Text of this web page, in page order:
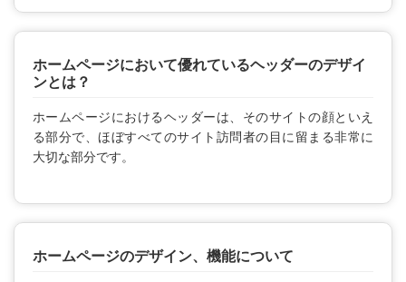
ホームページにおいて優れているヘッダーのデザイ
ンとは？
ホームページにおけるヘッダーは、そのサイトの顔といえ
る部分で、ほぼすべてのサイト訪問者の目に留まる非常に
大切な部分です。
ホームページのデザイン、機能について